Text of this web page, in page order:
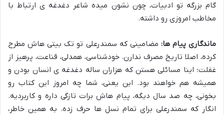
گام بزرگه تو ادبیات، چون نشون میده شاعر دغدغه ی ارتباط با
مخاطب امروزی رو داشته.
ماندگاری پیام ها: مضامینی که سمندرعلی تو تک بیتی هاش مطرح
کرده، اصلا تاریخ مصرف ندارن. خودشناسی، همدلی، قناعت، پرهیز از
غفلت؛ اینا مسائلی هستن که هزاران ساله دغدغه ی انسان بودن و
همیشه هم خواهند بود. این یعنی، شما چه امروز این کتاب رو
بخونی، چه صد سال دیگه، پیام هاش برات تازگی داره و کاربردیه.
انگار که سمندرعلی برای تمام نسل ها حرف زده. به همین خاطر،